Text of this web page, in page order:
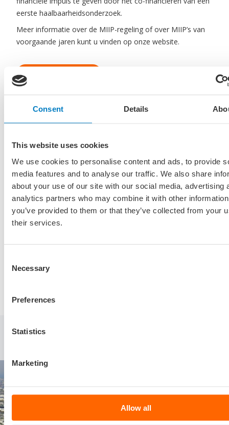
Consent Details
This website uses cookies
We use cookies to personalise content and ads, to provide
media features and to analyse our traffic. We also share
about your use of our site with our social media, advertising
analytics partners who may combine it with other
you’ve provided to them or that they’ve collected from your
their services.
Selection
Necessary
Preferences
Statistics
Marketing
Allow all
eerste haalbaarheidsonderzoek.
Meer informatie over de MIIP-regeling of over MIIP’s van
voorgaande jaren kunt u vinden op onze website.